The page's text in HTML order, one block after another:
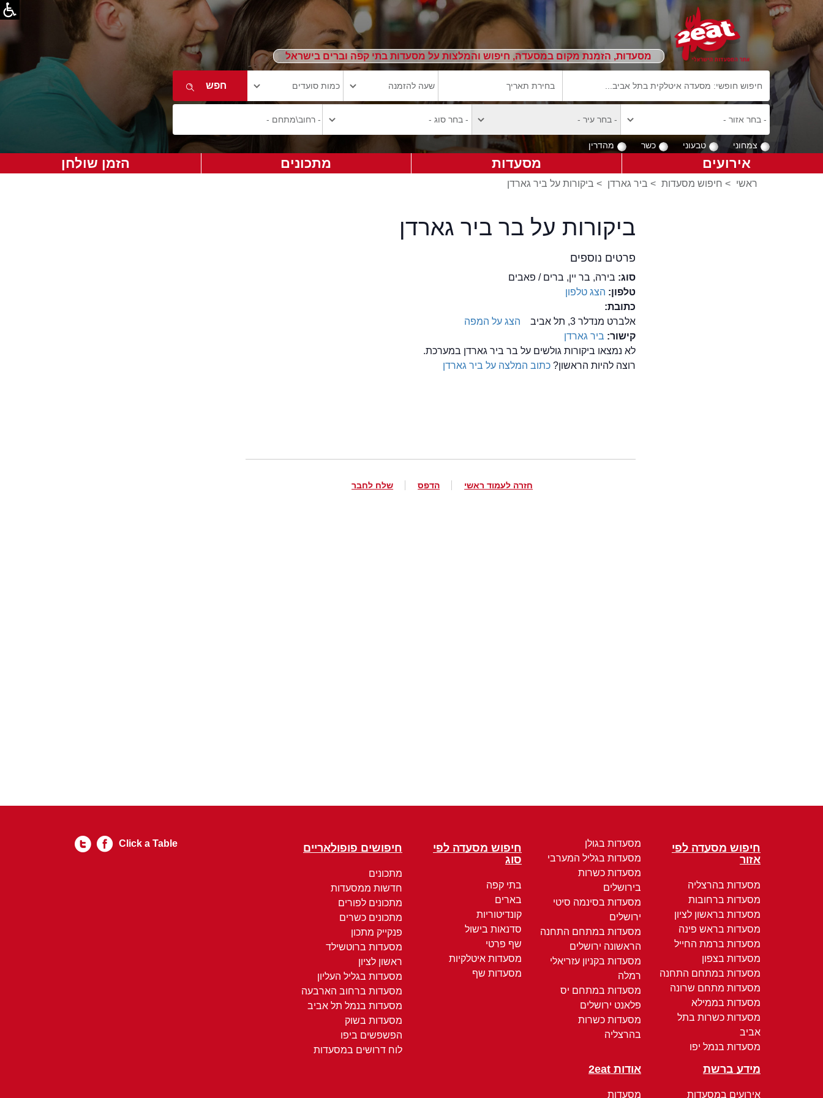
מסעדות, הזמנת מקום במסעדה, חיפוש והמלצות על מסעדות בתי קפה וברים בישראל
צמחוני טבעוני כשר מהדרין
אירועים מסעדות מתכונים הזמן שולחן
ראשי > חיפוש מסעדות > ביר גארדן > ביקורות על ביר גארדן
ביקורות על בר ביר גארדן
פרטים נוספים
סוג: בירה, בר יין, ברים / פאבים
טלפון: הצג טלפון
כתובת:
אלברט מנדלר 3, תל אביב
הצג על המפה
קישור: ביר גארדן
לא נמצאו ביקורות גולשים על בר ביר גארדן במערכת.
רוצה להיות הראשון?כתוב המלצה על ביר גארדן
חזרה לעמוד ראשי הדפס שלח לחבר
חיפוש מסעדה לפי
אזור
מסעדות בהרצליה
מסעדות ברחובות
מסעדות בראשון לציון
מסעדות בראש פינה
מסעדות ברמת החייל
מסעדות בצפון
מסעדות במתחם התחנה
מסעדות מתחם שרונה
מסעדות בממילא
מסעדות כשרות בתל
אביב
מסעדות בנמל יפו
מסעדות בגולן
מסעדות בגליל המערבי
מסעדות כשרות
בירושלים
מסעדות בסינמה סיטי
ירושלים
מסעדות במתחם התחנה
הראשונה ירושלים
מסעדות בקניון עזריאלי
רמלה
מסעדות במתחם יס
פלאנט ירושלים
מסעדות כשרות
בהרצליה
חיפוש מסעדה לפי
סוג
בתי קפה
בארים
קונדיטוריות
סדנאות בישול
שף פרטי
מסעדות איטלקיות
מסעדות שף
חיפושים פופולאריים
מתכונים
חדשות ממסעדות
מתכונים לפורים
מתכונים כשרים
פנקייק מתכון
מסעדות ברוטשילד
ראשון לציון
מסעדות בגליל העליון
מסעדות ברחוב הארבעה
מסעדות בנמל תל אביב
מסעדות בשוק
הפשפשים ביפו
לוח דרושים במסעדות
מידע ברשת
אירועים במסעדות
אודות 2eat
מסעדות
Click a Table